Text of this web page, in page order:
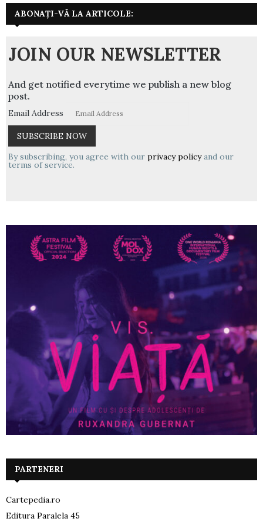
ABONAȚI-VĂ LA ARTICOLE:
JOIN OUR NEWSLETTER
And get notified everytime we publish a new blog
post.
Email Address
By subscribing, you agree with our privacy policyand our
terms of service.
PARTENERI
Cartepedia.ro
Editura Paralela 45